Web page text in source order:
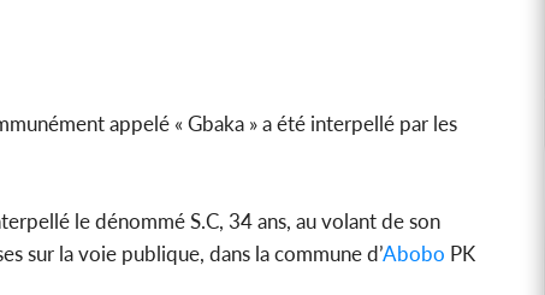
appelé « Gbaka » a été interpellé par les
le dénommé S.C, 34 ans, au volant de son
sur la voie publique, dans la commune d’Abobo PK
POLITIQUE
Côte d'Ivoire : Indépendance
2026, le discours très attendu